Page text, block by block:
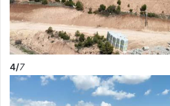
4/7